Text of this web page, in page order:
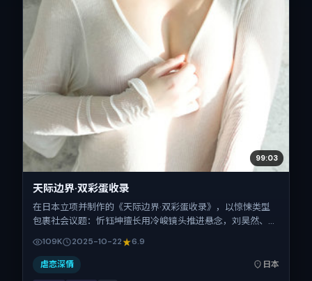
99:03
天际边界·双彩蛋收录
在日本立项并制作的《天际边界·双彩蛋收录》，以惊悚类型
包裹社会议题：忻钰坤擅长用冷峻镜头推进悬念，刘昊然、廖
一。上映时间：2025-10-22；片长132分钟；适合关注现实
质感与类型片结构的观众。
109K 2025-10-22 6.9
虐恋深情 日本